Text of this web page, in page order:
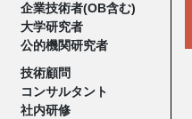
企業技術者(OB含む)
大学研究者
公的機関研究者
技術顧問
コンサルタント
社内研修